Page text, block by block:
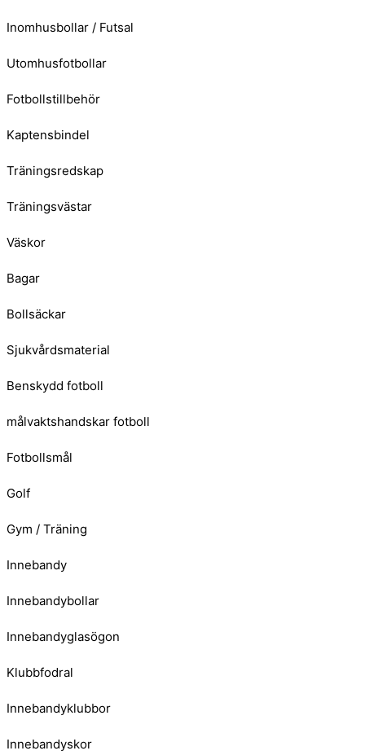
Inomhusbollar / Futsal
Utomhusfotbollar
Fotbollstillbehör
Kaptensbindel
Träningsredskap
Träningsvästar
Väskor
Bagar
Bollsäckar
Sjukvårdsmaterial
Benskydd fotboll
målvaktshandskar fotboll
Fotbollsmål
Golf
Gym / Träning
Innebandy
Innebandybollar
Innebandyglasögon
Klubbfodral
Innebandyklubbor
Innebandyskor